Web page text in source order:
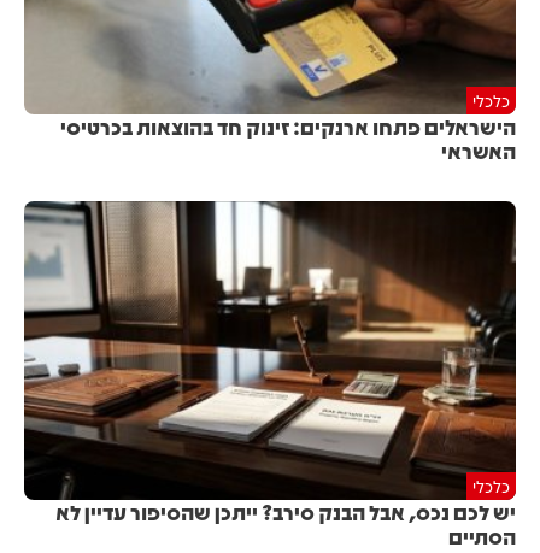
כלכלי
הישראלים פתחו ארנקים: זינוק חד בהוצאות בכרטיסי
האשראי
כלכלי
יש לכם נכס, אבל הבנק סירב? ייתכן שהסיפור עדיין לא
הסתיים